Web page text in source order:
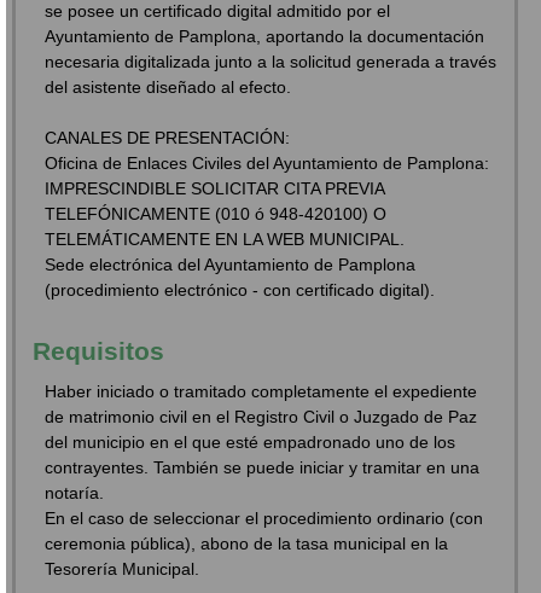
se posee un certificado digital admitido por el
Ayuntamiento de Pamplona, aportando la documentación
necesaria digitalizada junto a la solicitud generada a través
del asistente diseñado al efecto.
CANALES DE PRESENTACIÓN:
Oficina de Enlaces Civiles del Ayuntamiento de Pamplona:
IMPRESCINDIBLE SOLICITAR CITA PREVIA
TELEFÓNICAMENTE (010 ó 948-420100) O
TELEMÁTICAMENTE EN LA WEB MUNICIPAL.
Sede electrónica del Ayuntamiento de Pamplona
(procedimiento electrónico - con certificado digital).
Requisitos
Haber iniciado o tramitado completamente el expediente
de matrimonio civil en el Registro Civil o Juzgado de Paz
del municipio en el que esté empadronado uno de los
contrayentes. También se puede iniciar y tramitar en una
notaría.
En el caso de seleccionar el procedimiento ordinario (con
ceremonia pública), abono de la tasa municipal en la
Tesorería Municipal.